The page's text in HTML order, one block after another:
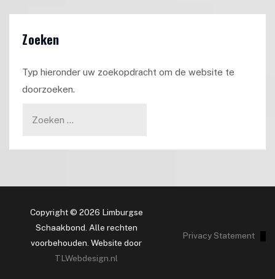
Zoeken
Typ hieronder uw zoekopdracht om de website te
doorzoeken.
Copyright © 2026 Limburgse
Schaakbond. Alle rechten
voorbehouden. Website door
TLWebdesign.nl
Privacy Statement